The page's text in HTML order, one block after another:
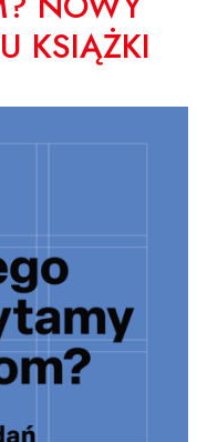
KSIĄŻKI